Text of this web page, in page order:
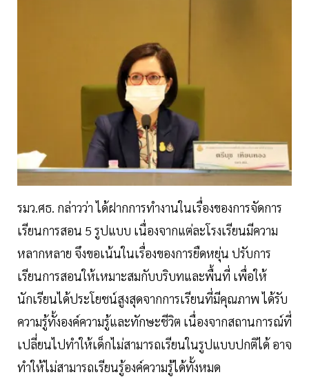
รมว.ศธ. กล่าวว่า ได้ฝากการทำงานในเรื่องของการจัดการ
เรียนการสอน 5 รูปแบบ เนื่องจากแต่ละโรงเรียนมีความ
หลากหลาย จึงขอเน้นในเรื่องของการยืดหยุ่น ปรับการ
เรียนการสอนให้เหมาะสมกับบริบทและพื้นที่ เพื่อให้
นักเรียนได้ประโยชน์สูงสุดจากการเรียนที่มีคุณภาพ ได้รับ
ความรู้ทั้งองค์ความรู้และทักษะชีวิต เนื่องจากสถานการณ์ที่
เปลี่ยนไปทำให้เด็กไม่สามารถเรียนในรูปแบบปกติได้ อาจ
ทำให้ไม่สามารถเรียนรู้องค์ความรู้ได้ทั้งหมด